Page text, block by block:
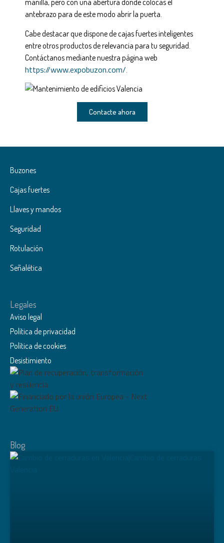
manilla, pero con una abertura donde colocas el
antebrazo para de este modo abrir la puerta.
Cabe destacar que dispone de cajas fuertes inteligentes
entre otros productos de relevancia para tu seguridad.
Contáctanos mediante nuestra página web
https://www.expobuzon.com/
Contacte ahora
Buzones
Cajas fuertes
Llaves y mandos
Seguridad
Rotulación
Señalética
Legales
Aviso legal
Política de privacidad
Política de cookies
Desistimiento
Blog